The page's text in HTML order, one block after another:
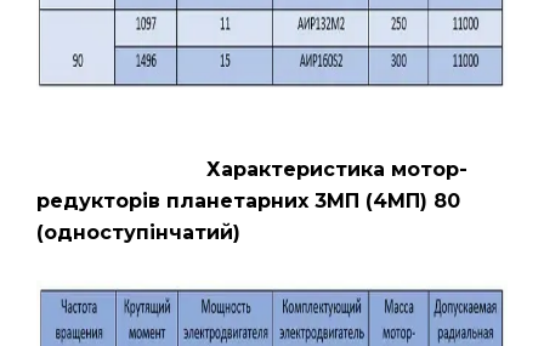
Характеристика мотор-
редукторів планетарних 3МП (4МП) 80
(одноступінчатий)